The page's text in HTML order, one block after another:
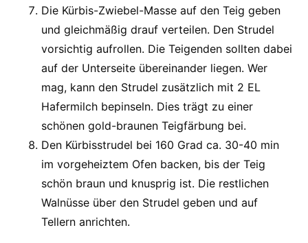
Die Kürbis-Zwiebel-Masse auf den Teig geben
und gleichmäßig drauf verteilen. Den Strudel
vorsichtig aufrollen. Die Teigenden sollten dabei
auf der Unterseite übereinander liegen. Wer
mag, kann den Strudel zusätzlich mit 2 EL
Hafermilch bepinseln. Dies trägt zu einer
schönen gold-braunen Teigfärbung bei.
Den Kürbisstrudel bei 160 Grad ca. 30-40 min
im vorgeheiztem Ofen backen, bis der Teig
schön braun und knusprig ist. Die restlichen
Walnüsse über den Strudel geben und auf
Tellern anrichten.